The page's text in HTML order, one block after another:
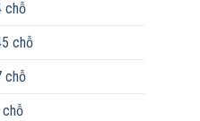
chỗ
chỗ
chỗ